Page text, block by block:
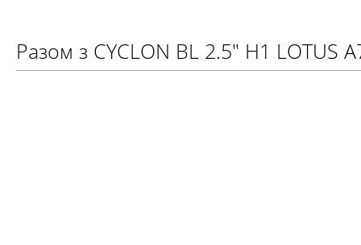
Разом з CYCLON BL 2.5" H1 LOTUS